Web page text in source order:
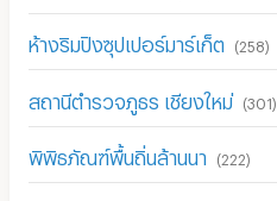
ห้างริมปิงซุปเปอร์มาร์เก็ต (258)
สถานีตำรวจภูธร เชียงใหม่ (301)
พิพิธภัณฑ์พื้นถิ่นล้านนา (222)